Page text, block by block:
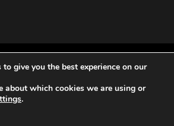
© 2025. All rights reserved.
give you the best experience on our
about which cookies we are using or
.